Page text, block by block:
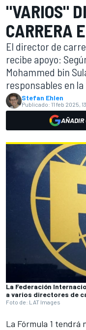
"VARIOS"
CARRERA
El director de
recibe apoyo:
Mohammed bin
responsables en
Stefan Ehlen
Publicado: 11 feb 2025,
AÑADIR
La Federación
a varios directores de
Foto de: LAT Images
La Fórmula 1 tendrá